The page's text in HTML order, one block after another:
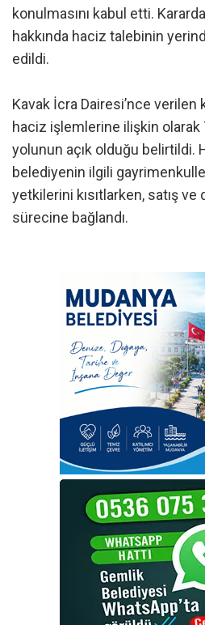
konulmasını kabul etti.
hakkında haciz talebinin
edildi.
Kavak İcra Dairesi’nce verilen
haciz işlemlerine ilişkin
yolunun açık olduğu belirtildi.
belediyenin ilgili
yetkilerini kısıtlarken, satış
sürecine bağlandı.